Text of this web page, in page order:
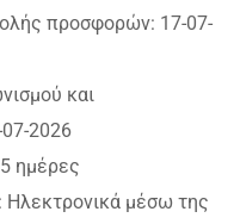
προσφορών: 17-07-
και
2026
ημέρες
μέσω της